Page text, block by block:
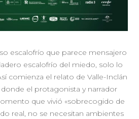
escalofrío que parece mensajero
escalofrío del miedo, solo lo
comienza el relato de Valle-Inclán
donde el protagonista y narrador
que vivió «sobrecogido de
real, no se necesitan ambientes